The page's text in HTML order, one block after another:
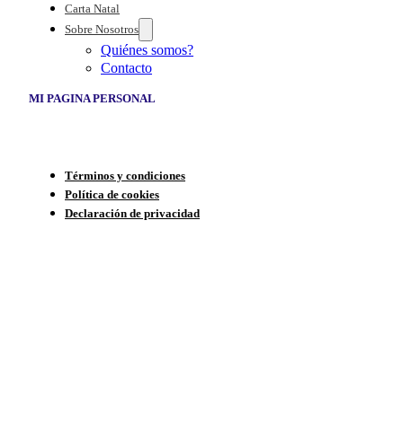
Carta Natal
Sobre Nosotros
Quiénes somos?
Contacto
MI PAGINA PERSONAL
Términos y condiciones
Política de cookies
Declaración de privacidad